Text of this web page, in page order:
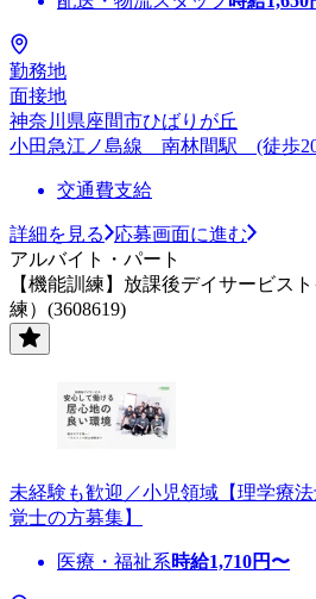
勤務地
面接地
神奈川県座間市ひばりが丘
小田急江ノ島線 南林間駅 (徒歩
交通費支給
詳細を見る
応募画面に進む
アルバイト・パート
【機能訓練】放課後デイサービス
練）(3608619)
未経験も歓迎／小児領域【理学療
覚士の方募集】
医療・福祉系時給1,710円〜